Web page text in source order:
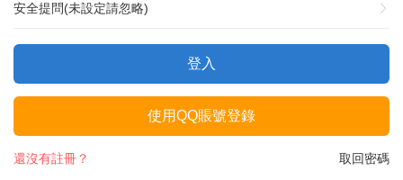
安全提問(未設定請忽略)
登入
使用QQ賬號登錄
取回密碼
還沒有註冊？